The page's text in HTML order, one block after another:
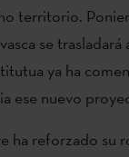
territorio.
se
ya ha
ese nuevo
ha reforzado su